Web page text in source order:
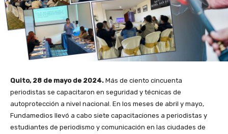
Quito, 28 de mayo de 2024. Más de ciento cincuenta
periodistas se capacitaron en seguridad y técnicas de
autoprotección a nivel nacional. En los meses de abril y mayo,
Fundamedios llevó a cabo siete capacitaciones a periodistas y
estudiantes de periodismo y comunicación en las ciudades de